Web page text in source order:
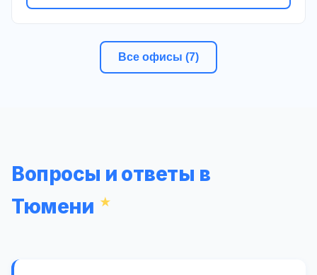
Все офисы (7)
Вопросы и ответы в
Тюмени